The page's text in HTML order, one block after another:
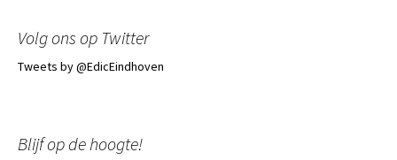
Volg ons op Twitter
Tweets by @EdicEindhoven
Blijf op de hoogte!